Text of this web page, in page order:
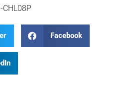
CHL08P
Facebook